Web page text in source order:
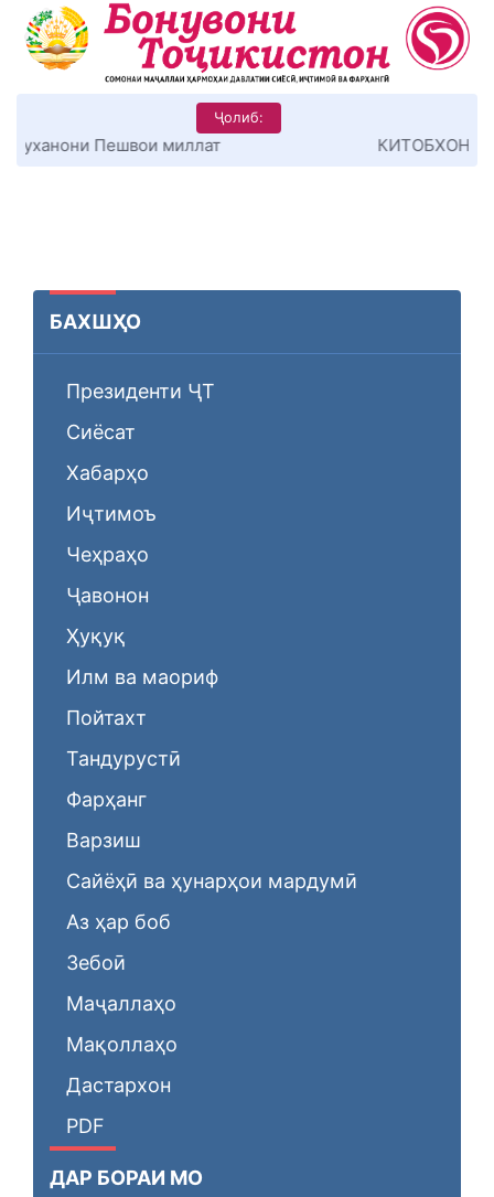
Ҷолиб:
КИТОБХОНИРО ДАР ХУД ТАШАККУЛ ДИҲЕМ
БАХШҲО
Президенти ҶТ
Сиёсат
Хабарҳо
Иҷтимоъ
Чеҳраҳо
Ҷавонон
Ҳуқуқ
Илм ва маориф
Пойтахт
Тандурустӣ
Фарҳанг
Варзиш
Сайёҳӣ ва ҳунарҳои мардумӣ
Аз ҳар боб
Зебоӣ
Маҷаллаҳо
Мақоллаҳо
Дастархон
PDF
ДАР БОРАИ МО